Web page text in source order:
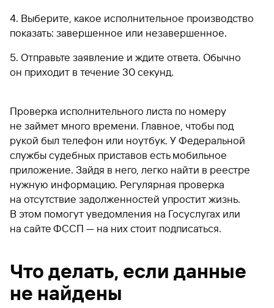
Выберите, какое исполнительное производство
показать: завершенное или незавершенное.
Отправьте заявление и ждите ответа. Обычно
он приходит в течение 30 секунд.
Проверка исполнительного листа по номеру
не займет много времени. Главное, чтобы под
рукой был телефон или ноутбук. У Федеральной
службы судебных приставов есть мобильное
приложение. Зайдя в него, легко найти в реестре
нужную информацию. Регулярная проверка
на отсутствие задолженностей упростит жизнь.
В этом помогут уведомления на Госуслугах или
на сайте ФССП — на них стоит подписаться.
Что делать, если данные
не найдены